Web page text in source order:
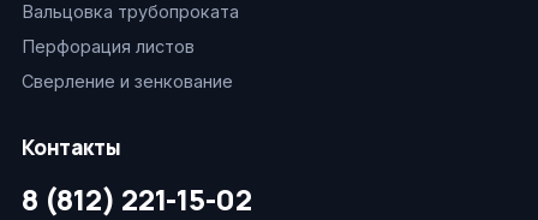
Вальцовка трубопроката
Перфорация листов
Сверление и зенкование
Контакты
8 (812) 221-15-02